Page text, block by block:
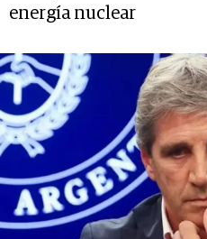
energía nuclear